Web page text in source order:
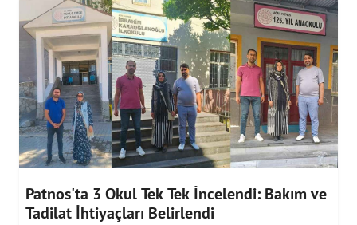
Patnos'ta 3 Okul Tek Tek İncelendi: Bakım ve
Tadilat İhtiyaçları Belirlendi